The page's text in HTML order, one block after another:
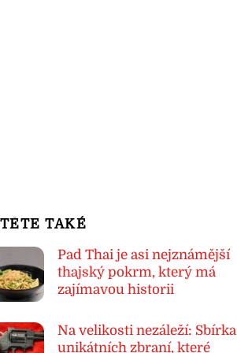
TAKÉ
Pad Thai je asi nejznámější
thajský pokrm, který má
zajímavou historii
Na velikosti nezáleží: Sbírka
unikátních zbraní, které